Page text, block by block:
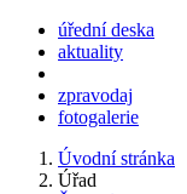
úřední deska
aktuality
zpravodaj
fotogalerie
Úvodní stránka
Úřad